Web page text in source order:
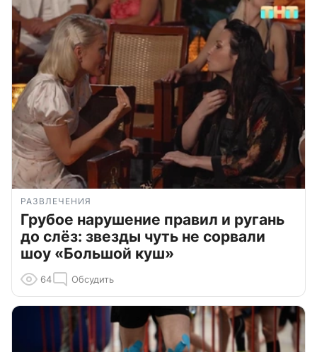
РАЗВЛЕЧЕНИЯ
Грубое нарушение правил и ругань
до слёз: звезды чуть не сорвали
шоу «Большой куш»
64 Обсудить